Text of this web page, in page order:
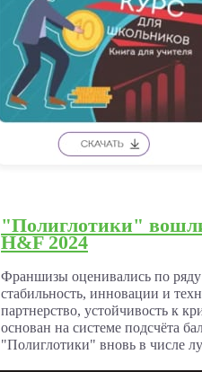
"Полиглотики"
H&F 2024
Франшизы оценивались по
стабильность, инновации и
партнерство, устойчивость к
основан на системе подсчёта
"Полиглотики" вновь в числе